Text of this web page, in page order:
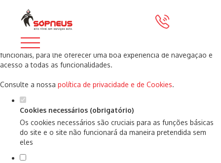
Defina as suas preferências de cookies
para este website.
Este website utiliza cookies estritamente necessários, analíticos e
funcionais, para lhe oferecer uma boa experiência de navegação e
acesso a todas as funcionalidades.
Consulte a nossa política de privacidade e de Cookies.
Cookies necessários (obrigatório)
Os cookies necessários são cruciais para as funções básicas
do site e o site não funcionará da maneira pretendida sem
eles